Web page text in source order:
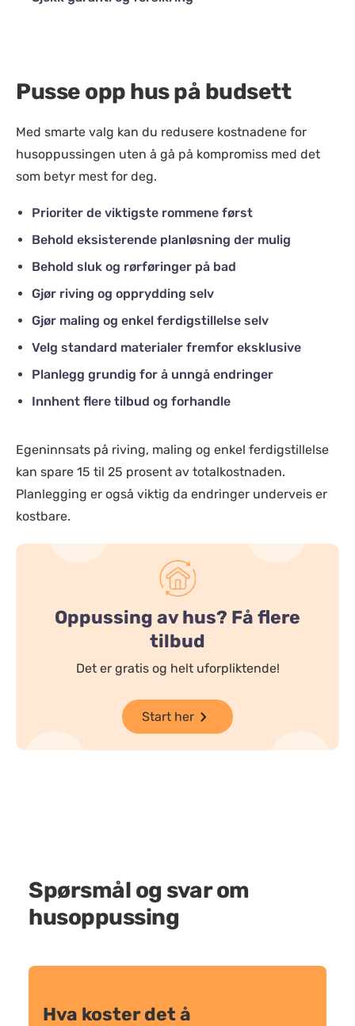
Pusse opp hus på budsett
Med smarte valg kan du redusere kostnadene for
husoppussingen uten å gå på kompromiss med det
som betyr mest for deg.
Prioriter de viktigste rommene først
Behold eksisterende planløsning der mulig
Behold sluk og rørføringer på bad
Gjør riving og opprydding selv
Gjør maling og enkel ferdigstillelse selv
Velg standard materialer fremfor eksklusive
Planlegg grundig for å unngå endringer
Innhent flere tilbud og forhandle
Egeninnsats på riving, maling og enkel ferdigstillelse
kan spare 15 til 25 prosent av totalkostnaden.
Planlegging er også viktig da endringer underveis er
kostbare.
Oppussing av hus? Få flere
tilbud
Det er gratis og helt uforpliktende!
Start her
Spørsmål og svar om
husoppussing
Hva koster det å